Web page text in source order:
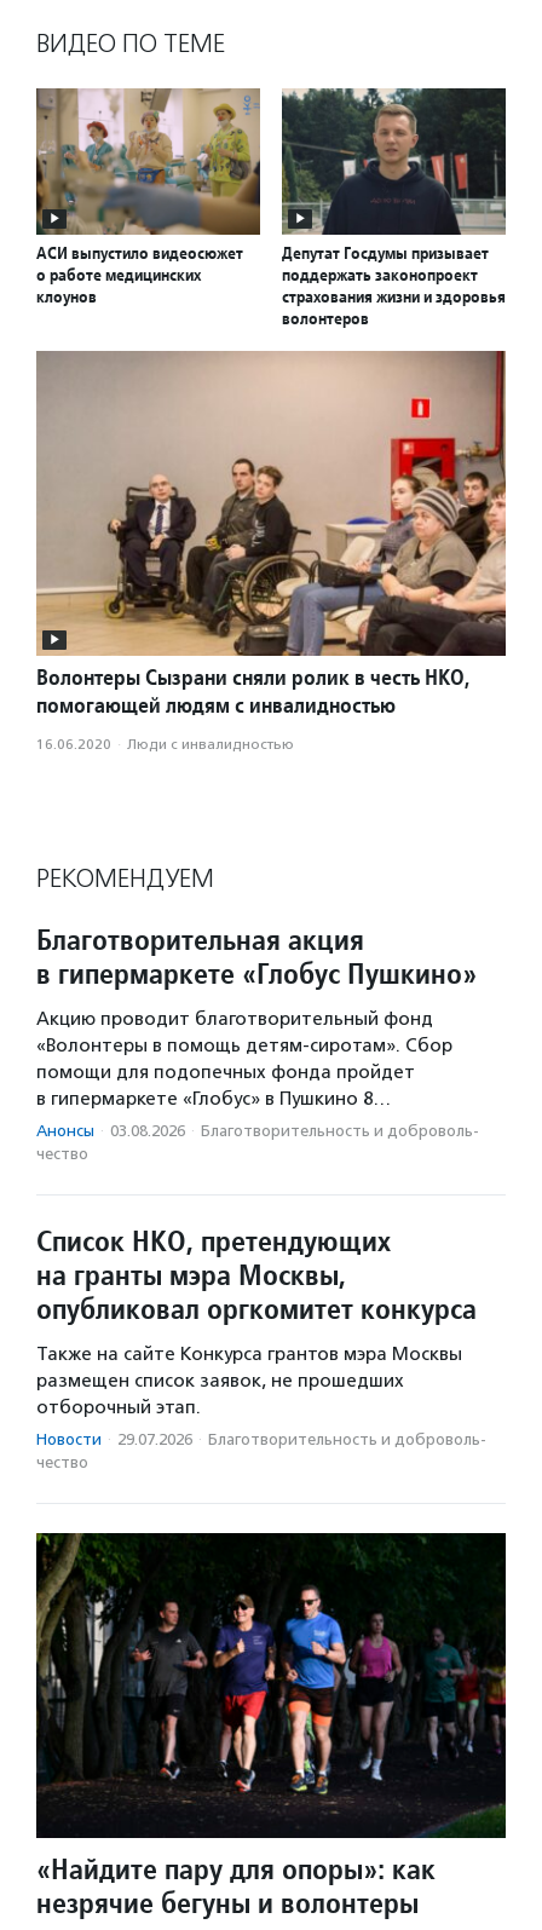
ВИДЕО ПО ТЕМЕ
АСИ выпустило видеосюжет
о работе медицинских
клоунов
Депутат Госдумы призывает
поддержать законопроект
страхования жизни и здоровья
волонтеров
Волонтеры Сызрани сняли ролик в честь НКО,
помогающей людям с инвалидностью
16.06.2020 · Люди с инвалидностью
РЕКОМЕНДУЕМ
Благотворительная акция
в гипермаркете «Глобус Пушкино»
Акцию проводит благотворительный фонд
«Волонтеры в помощь детям-сиротам». Сбор
помощи для подопечных фонда пройдет
в гипермаркете «Глобус» в Пушкино 8…
Анонсы · 03.08.2026 · Благотвори­тель­ность и доброволь­
чест­во
Список НКО, претендующих
на гранты мэра Москвы,
опубликовал оргкомитет конкурса
Также на сайте Конкурса грантов мэра Москвы
размещен список заявок, не прошедших
отборочный этап.
Новости · 29.07.2026 · Благотвори­тель­ность и доброволь­
чест­во
«Найдите пару для опоры»: как
незрячие бегуны и волонтеры